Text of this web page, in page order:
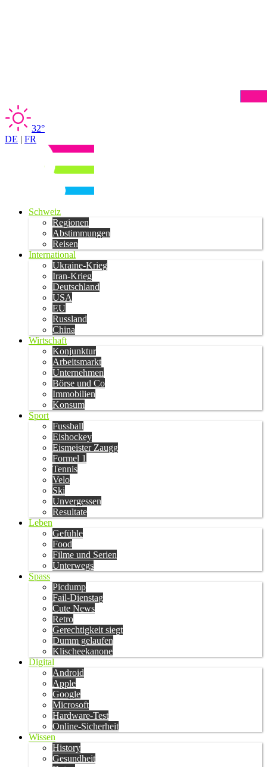
32°
DE | FR
Schweiz
Regionen
Abstimmungen
Reisen
International
Ukraine-Krieg
Iran-Krieg
Deutschland
USA
EU
Russland
China
Wirtschaft
Konjunktur
Arbeitsmarkt
Unternehmen
Börse und Co
Immobilien
Konsum
Sport
Fussball
Eishockey
Eismeister Zaugg
Formel 1
Tennis
Velo
Ski
Unvergessen
Resultate
Leben
Gefühle
Food
Filme und Serien
Unterwegs
Spass
Picdump
Fail-Dienstag
Cute News
Retro
Gerechtigkeit siegt
Dumm gelaufen
Klischeekanone
Digital
Android
Apple
Google
Microsoft
Hardware-Test
Online-Sicherheit
Wissen
History
Gesundheit